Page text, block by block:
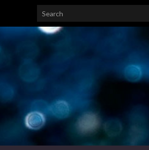
Search for: